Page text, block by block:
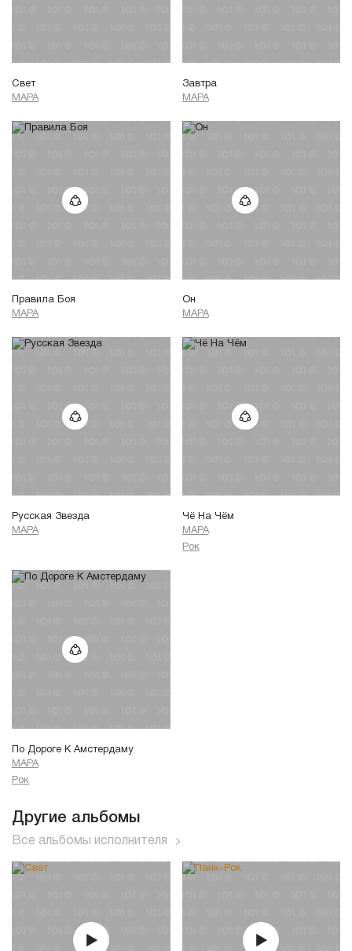
Свет
МАРА
Завтра
МАРА
Правила Боя
МАРА
Он
МАРА
Русская Звезда
МАРА
Чё На Чём
МАРА
Рок
По Дороге К Амстердаму
МАРА
Рок
Другие альбомы
Все альбомы исполнителя